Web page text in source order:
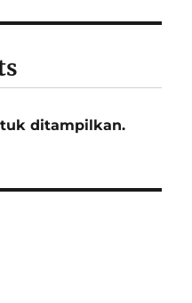
ditampilkan.